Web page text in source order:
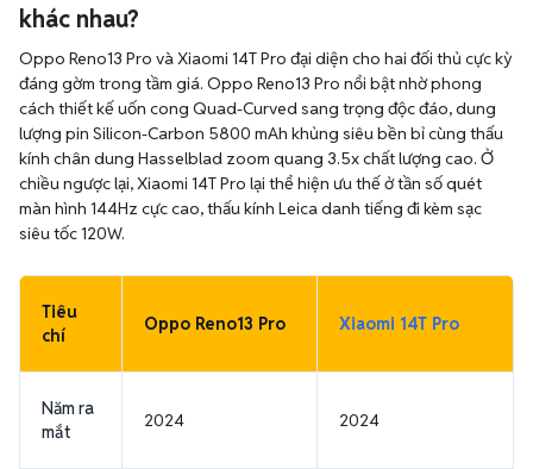
khác nhau?
Oppo Reno13 Pro và Xiaomi 14T Pro đại diện cho hai đối thủ cực kỳ
đáng gờm trong tầm giá. Oppo Reno13 Pro nổi bật nhờ phong
cách thiết kế uốn cong Quad-Curved sang trọng độc đáo, dung
lượng pin Silicon-Carbon 5800 mAh khủng siêu bền bỉ cùng thấu
kính chân dung Hasselblad zoom quang 3.5x chất lượng cao. Ở
chiều ngược lại, Xiaomi 14T Pro lại thể hiện ưu thế ở tần số quét
màn hình 144Hz cực cao, thấu kính Leica danh tiếng đi kèm sạc
siêu tốc 120W.
Tiêu
chí
Oppo Reno13 Pro Xiaomi 14T Pro
Năm ra
mắt
2024 2024